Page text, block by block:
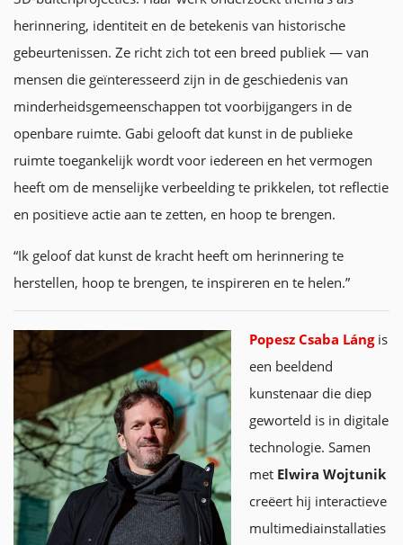
herinnering, identiteit en de betekenis van historische
gebeurtenissen. Ze richt zich tot een breed publiek — van
mensen die geïnteresseerd zijn in de geschiedenis van
minderheidsgemeenschappen tot voorbijgangers in de
openbare ruimte. Gabi gelooft dat kunst in de publieke
ruimte toegankelijk wordt voor iedereen en het vermogen
heeft om de menselijke verbeelding te prikkelen, tot reflectie
en positieve actie aan te zetten, en hoop te brengen.
“Ik geloof dat kunst de kracht heeft om herinnering te
herstellen, hoop te brengen, te inspireren en te helen.”
Popesz Csaba Lángis
een beeldend
kunstenaar die diep
geworteld is in digitale
technologie. Samen
met Elwira Wojtunik
creëert hij interactieve
multimediainstallaties